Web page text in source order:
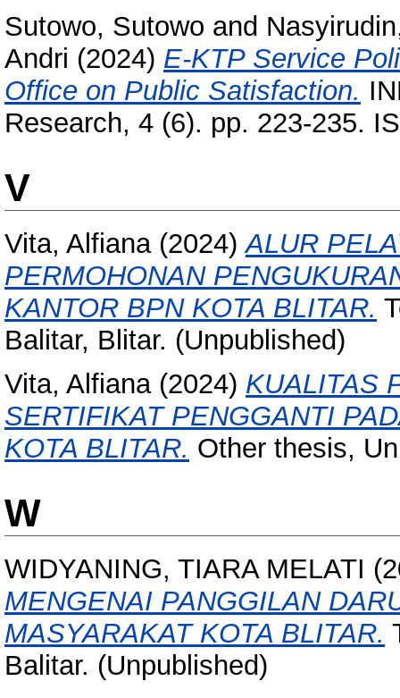
Sutowo, Sutowo and
Andri (2024) E-KTP Service
Office on Public Satisfaction.
Research, 4 (6). pp. 223-235.
V
Vita, Alfiana(2024)ALUR
PERMOHONAN
KANTOR BPN KOTA BLITAR.
Balitar, Blitar. (Unpublished)
Vita, Alfiana(2024) KUALITAS
SERTIFIKAT PENGGANTI
KOTA BLITAR. Other thesis,
W
WIDYANING, TIARA MELATI
MENGENAI PANGGILAN
MASYARAKAT KOTA BLITAR.
Balitar. (Unpublished)